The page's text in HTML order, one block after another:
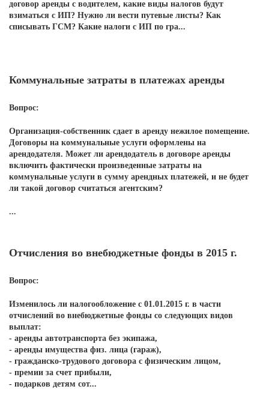
договор аренды с водителем, какие виды налогов будут
взиматься с ИП? Нужно ли вести путевые листы? Как
списывать ГСМ? Какие налоги с ИП по гра...
Коммунальные затраты в платежах аренды
Вопрос:
Организация-собственник сдает в аренду нежилое помещение.
Договоры на коммунальные услуги оформлены на
арендодателя. Может ли арендодатель в договоре аренды
включить фактически произведенные затраты на
коммунальные услуги в сумму арендных платежей, и не будет
ли такой договор считаться агентским?
...
Отчисления во внебюджетные фонды в 2015 г.
Вопрос:
Изменилось ли налогообложение с 01.01.2015 г. в части
отчислений во внебюджетные фонды со следующих видов
выплат:
- аренды автотранспорта без экипажа,
- аренды имущества физ. лица (гараж),
- гражданско-трудового договора с физическим лицом,
- премии за счет прибыли,
- подарков детям сот...